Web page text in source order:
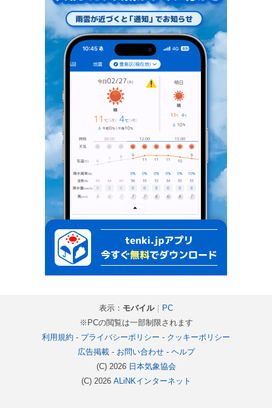
表示： モバイル｜
PC
※PCの閲覧は一部制限されます
利用規約 - プライバシーポリシー - クッキーポリシー
広告掲載- お問い合わせ- ヘルプ
(C) 2026 日本気象協会
(C) 2026 ALiNKインターネット